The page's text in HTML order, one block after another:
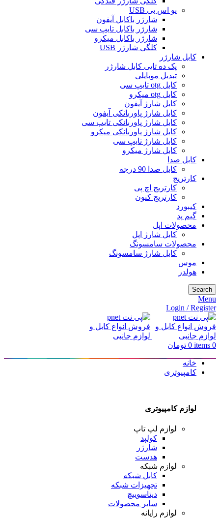
یو اس بی USB
شارژر باکابل آیفون
شارژر باکابل تایپ سی
شارژر باکابل میکرو
کلگی شارژر USB
کابل شارژر
پک ده تایی کابل شارژر
تبدیل موبایلی
کابل otg تایپ سی
کابل otg میکرو
کابل شارژ آیفون
کابل شارژ پاوربانکی آیفون
کابل شارژ پاوربانکی تایپ سی
کابل شارژ پاوربانکی میکرو
کابل شارژ تایپ سی
کابل شارژ میکرو
کابل صدا
کابل صدا 90 درجه
کارتریج
کارتریج اچ پی
کارتریج کنون
کیبورد
گیم پد
محصولات اپل
کابل شارژ اپل
محصولات سامسونگ
کابل شارژ سامسونگ
موس
هولدر
Search
Menu
Login / Register
0
items
0 تومان
خانه
کامپیوتری
لوازم کامپیوتری
لوازم لپ تاپ
کولپد
شارژر
هدست
لوازم شبکه
کابل شبکه
تجهیزات شبکه
دیتاسوییچ
سایر محصولات
لوازم رایانه